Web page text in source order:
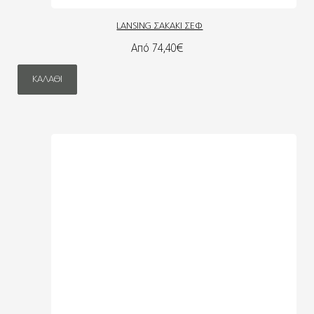
LANSING ΣΑΚΑΚΙ ΣΕΦ
Από 74,40€
ΚΑΛΆΘΙ